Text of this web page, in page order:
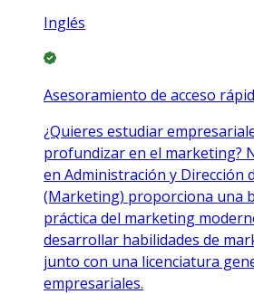
Inglés
Asesoramiento de acceso
¿Quieres estudiar
profundizar en el marketing?
en Administración y Dirección
(Marketing) proporciona una
práctica del marketing
desarrollar habilidades de
junto con una licenciatura
empresariales.